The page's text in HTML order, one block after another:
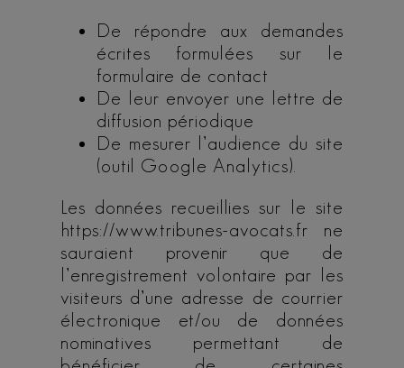
De répondre aux demandes
écrites formulées sur le
formulaire de contact
De leur envoyer une lettre de
diffusion périodique
De mesurer l’audience du site
(outil Google Analytics).
Les données recueillies sur le site
https://www.tribunes-avocats.fr ne
sauraient provenir que de
l’enregistrement volontaire par les
visiteurs d’une adresse de courrier
électronique et/ou de données
nominatives permettant de